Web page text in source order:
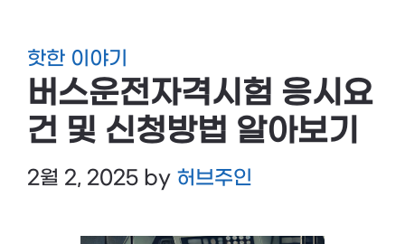
핫한 이야기
버스운전자격시험 응시요
건 및 신청방법 알아보기
2월 2, 2025 by 허브주인